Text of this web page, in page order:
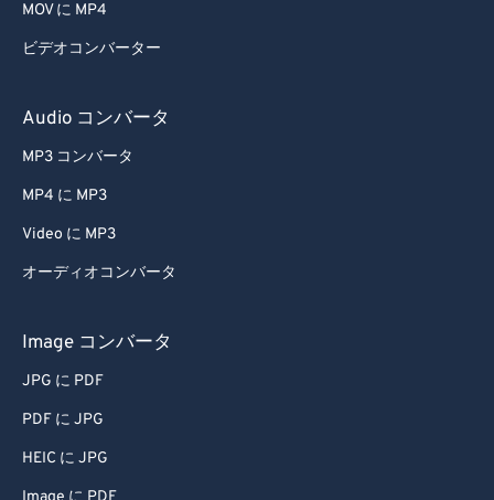
MOV に MP4
ビデオコンバーター
Audio コンバータ
MP3 コンバータ
MP4 に MP3
Video に MP3
オーディオコンバータ
Image コンバータ
JPG に PDF
PDF に JPG
HEIC に JPG